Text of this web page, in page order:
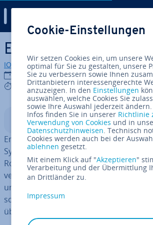
Zum Haupt­in­halt springen
Embodied AI
IONOS Redaktion
01.09.2024
6 mins
Auf Auf
In­halts­ver­zeich­nis
Embodied AI ist künst­li­che In­tel­li­genz,
Systeme in­te­griert wird. Dazu gehören
Roboter oder andere autonome
ver­wen­de­te KI-Form in­ter­agiert direkt
und nutzt dazu sen­so­ri­sche Signale,
schei­dun­gen zu treffen und diese in
über­füh­ren.
Cookie-Einstellungen
Wir setzen Cookies ein, um unsere
optimal für Sie zu gestalten, unsere
Sie zu verbessern sowie Ihnen
Drittanbietern interessengerechte
anzuzeigen. In den Einstellungen
auswählen, welche Cookies Sie
sowie Ihre Auswahl jederzeit
Infos finden Sie in unserer Richtlinie
Verwendung von Cookies und in
Datenschutzhinweisen. Technisch
Cookies werden auch bei der
ablehnen gesetzt.
Mit einem Klick auf "Akzeptieren"
Verarbeitung und der Übermittlung
an Drittländer zu.
Impressum